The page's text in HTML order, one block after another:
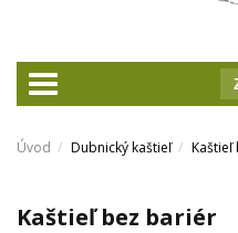
prepnut_navigaciu
Úvod Dubnický kaštieľ Kaštieľ
Kaštieľ bez bariér